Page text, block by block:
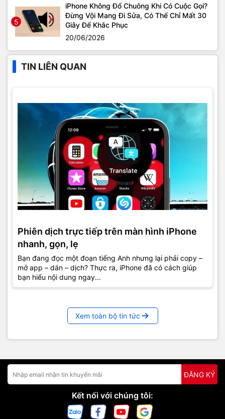
5
iPhone Không Đổ Chuông Khi Có Cuộc Gọi?
Đừng Vội Mang Đi Sửa, Có Thể Chỉ Mất 30
Giây Để Khắc Phục
20/06/2026
TIN LIÊN QUAN
Phiên dịch trực tiếp trên màn hình iPhone
nhanh, gọn, lẹ
Bạn đang đọc một đoạn tiếng Anh nhưng lại phải copy –
mở app – dán – dịch? Thực ra, iPhone đã có cách giúp
bạn hiểu nội dung ngay...
Xem toàn bộ tin tức
ĐĂNG KÝ
Kết nối với chúng tôi: